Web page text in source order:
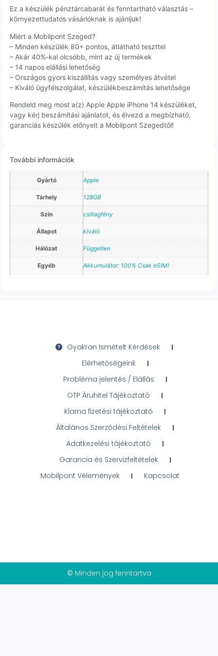
Ez a készülék pénztárcabarát és fenntartható választás –
környezettudatos vásárlóknak is ajánljuk!
Miért a Mobilpont Szeged?
– Minden készülék 80+ pontos, átlátható teszttel
– Akár 40%-kal olcsóbb, mint az új termékek
– 14 napos elállási lehetőség
– Országos gyors kiszállítás vagy személyes átvétel
– Kiváló ügyfélszolgálat, készülékbeszámítás lehetősége
Rendeld meg most a(z) Apple Apple iPhone 14 készüléket,
vagy kérj beszámítási ajánlatot, és élvezd a megbízható,
garanciás készülék előnyeit a Mobilpont Szegedtől!
További információk
Gyártó Apple
Tárhely 128GB
Szín csillagfény
Állapot kiváló
Hálózat Független
Egyéb Akkumulátor: 100% Csak eSIM!
Gyakran Ismételt Kérdések
Elérhetőségeink
Probléma jelentés / Elállás
OTP Áruhitel Tájékoztató
Klarna fizetési tájékoztató
Általános Szerződési Feltételek
Adatkezelési tájékoztató
Garancia és Szervizfeltételek
Mobilpont Vélemények
Kapcsolat
© Minden jog fenntartva